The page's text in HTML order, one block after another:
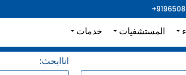
المستشفيات خدمات
:اناابحث